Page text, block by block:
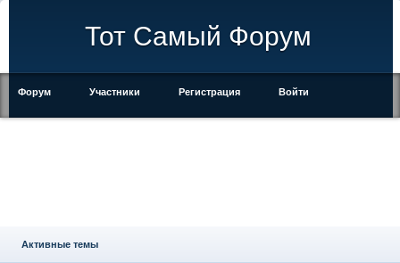
Тот Самый Форум
Форум Участники Регистрация Войти
Активные темы